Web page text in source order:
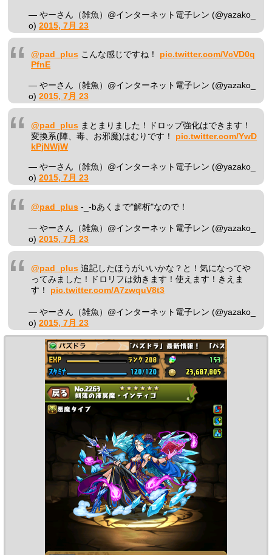
— やーさん（雑魚）@インターネット電子レン (@yazako_
o)2015, 7月 23
@pad_plus こんな感じですね！ pic.twitter.com/VcVD0q
PfnE
— やーさん（雑魚）@インターネット電子レン (@yazako_
o)2015, 7月 23
@pad_plus まとまりました！ドロップ強化はできます！
変換系(陣、毒、お邪魔)はむりです！ pic.twitter.com/YwD
kPjNWjW
— やーさん（雑魚）@インターネット電子レン (@yazako_
o)2015, 7月 23
@pad_plus -_-bあくまで"解析"なので！
— やーさん（雑魚）@インターネット電子レン (@yazako_
o)2015, 7月 23
@pad_plus 追記したほうがいいかな？と！気になってや
ってみました！ドロリフは効きます！使えます！きえま
す！ pic.twitter.com/A7zwquV8t3
— やーさん（雑魚）@インターネット電子レン (@yazako_
o)2015, 7月 23